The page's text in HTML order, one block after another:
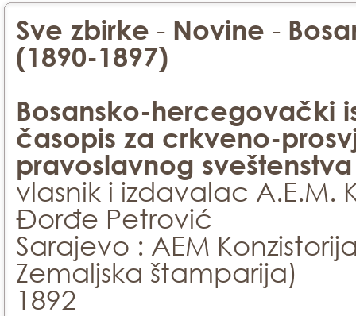
Sve zbirke - Novine -
(1890-1897)
Bosansko-hercegovački
časopis za crkveno-
pravoslavnog sveštenstva
vlasnik i izdavalac A.E.M.
Đorđe Petrović
Sarajevo : AEM
Zemaljska štamparija)
1892